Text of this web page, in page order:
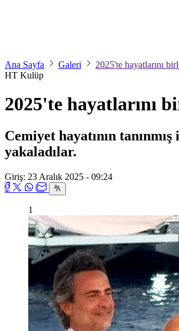
Ana Sayfa Galeri
2025'te hayatlarını
HT Kulüp
2025'te hayatlarını
Cemiyet hayatının
yakaladılar.
Giriş: 23 Aralık 2025 - 09:24
1